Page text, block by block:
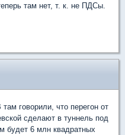
там нет, т. к. не ПДСы.
говорили, что перегон от
сделают в туннель под
будет 6 млн квадратных